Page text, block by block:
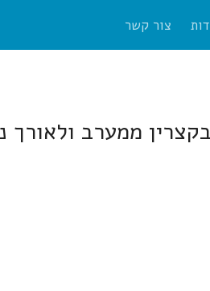
צור קשר
בקצרין ממערב